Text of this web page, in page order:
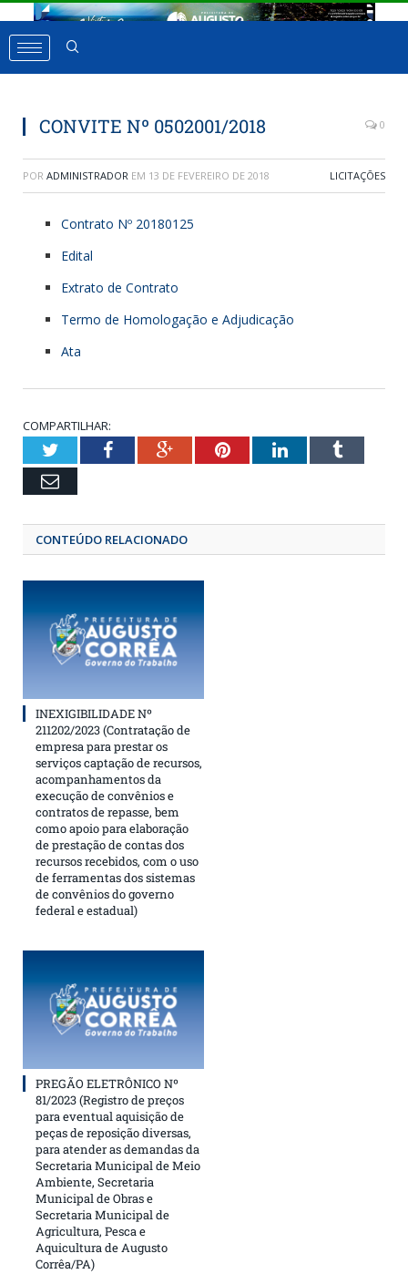
CONVITE Nº 0502001/2018 0
POR ADMINISTRADOR EM 13 DE FEVEREIRO DE 2018 LICITAÇÕES
Contrato Nº 20180125
Edital
Extrato de Contrato
Termo de Homologação e Adjudicação
Ata
COMPARTILHAR:
TwitterFacebookGoogle+Pinterest
LinkedIn
Email
CONTEÚDO RELACIONADO
INEXIGIBILIDADE Nº
211202/2023 (Contratação de
empresa para prestar os
serviços captação de recursos,
acompanhamentos da
execução de convênios e
contratos de repasse, bem
como apoio para elaboração
de prestação de contas dos
recursos recebidos, com o uso
de ferramentas dos sistemas
de convênios do governo
federal e estadual)
PREGÃO ELETRÔNICO Nº
81/2023 (Registro de preços
para eventual aquisição de
peças de reposição diversas,
para atender as demandas da
Secretaria Municipal de Meio
Ambiente, Secretaria
Municipal de Obras e
Secretaria Municipal de
Agricultura, Pesca e
Aquicultura de Augusto
Corrêa/PA)